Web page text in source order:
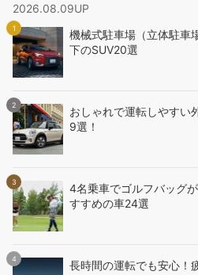
2026.08.09UP
機械式駐車場（立体駐車
下のSUV20選
おしゃれで運転しやすい
9選！
4名乗車でゴルフバッグ
すすめの車24選
長時間の運転でも安心！